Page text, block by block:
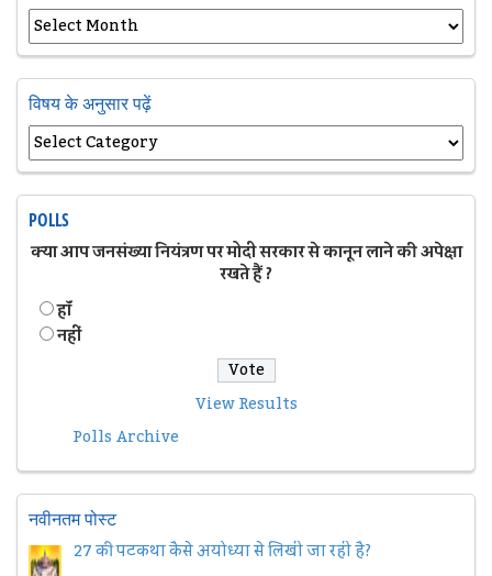
विषय के अनुसार पढ़ें
POLLS
क्या आप जनसंख्या नियंत्रण पर मोदी सरकार से कानून लाने की अपेक्षा
रखते हैं ?
हॉं
नहीं
View Results
Polls Archive
नवीनतम पोस्ट
27 की पटकथा कैसे अयोध्या से लिखी जा रही है?